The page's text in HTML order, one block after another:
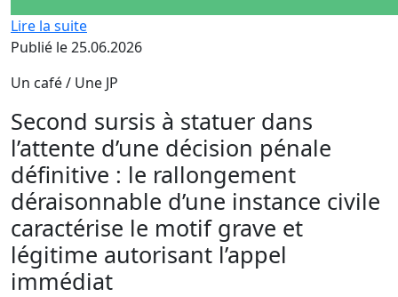
Lire la suite
Publié le 25.06.2026
Un café / Une JP
Second sursis à statuer dans
l’attente d’une décision pénale
définitive : le rallongement
déraisonnable d’une instance civile
caractérise le motif grave et
légitime autorisant l’appel
immédiat